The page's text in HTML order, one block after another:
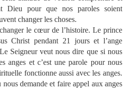
Dieu pour que nos paroles soient
changer les choses.
le cœur de l’histoire. Le prince
Christ pendant 21 jours et l’ange
Seigneur veut nous dire que si nous
anges et c’est une parole pour nous
fonctionne aussi avec les anges.
demande et faire appel aux anges